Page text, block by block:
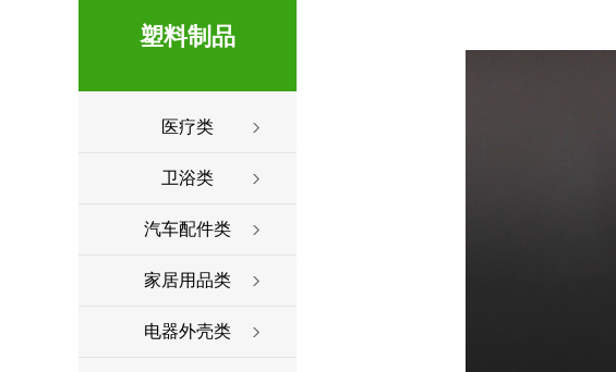
塑料制品
医疗类
卫浴类
汽车配件类
家居用品类
电器外壳类